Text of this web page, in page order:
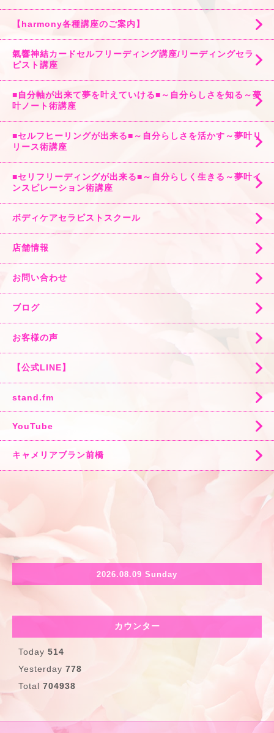
【harmony各種講座のご案内】
氣響神結カードセルフリーディング講座/リーディングセラ
ピスト講座
■自分軸が出来て夢を叶えていける■～自分らしさを知る～夢
叶ノート術講座
■セルフヒーリングが出来る■～自分らしさを活かす～夢叶リ
リース術講座
■セリフリーディングが出来る■～自分らしく生きる～夢叶イ
ンスピレーション術講座
ボディケアセラピストスクール
店舗情報
お問い合わせ
ブログ
お客様の声
【公式LINE】
stand.fm
YouTube
キャメリアブラン前橋
2026.08.09 Sunday
カウンター
Today 514
Yesterday 778
Total 704938